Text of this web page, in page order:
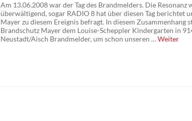
Am 13.06.2008 war der Tag des Brandmelders. Die Resonanz
überwältigend, sogar RADIO 8 hat über diesen Tag berichtet
Mayer zu diesem Ereignis befragt. In diesem Zusammenhang
Brandschutz Mayer dem Louise-Scheppler Kindergarten in
Neustadt/Aisch Brandmelder, um schon unseren …Weiter